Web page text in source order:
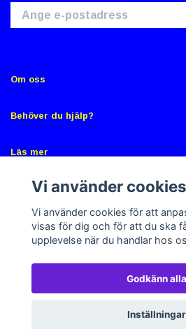
Om oss
Behöver du hjälp?
Läs mer
Sociala medier
© 2026 Gross Butik
Vi använder cookies
Vi använder cookies för att
visas för dig och för att du ska
upplevelse när du handlar hos
Godkänn alla
Inställningar